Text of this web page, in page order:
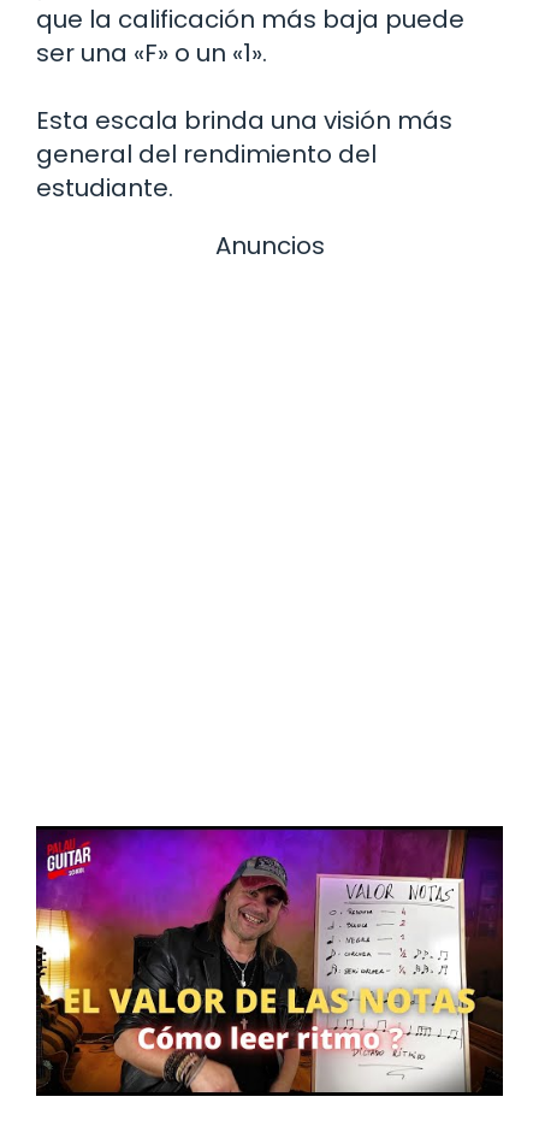
que la calificación más baja puede
ser una «F» o un «1».
Esta escala brinda una visión más
general del rendimiento del
estudiante.
Anuncios